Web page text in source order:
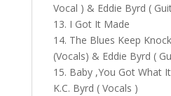
Vocal ) & Eddie Byrd (
13. I Got It Made
14. The Blues Keep
(Vocals) & Eddie Byrd (
15. Baby ,You Got What
K.C. Byrd ( Vocals )